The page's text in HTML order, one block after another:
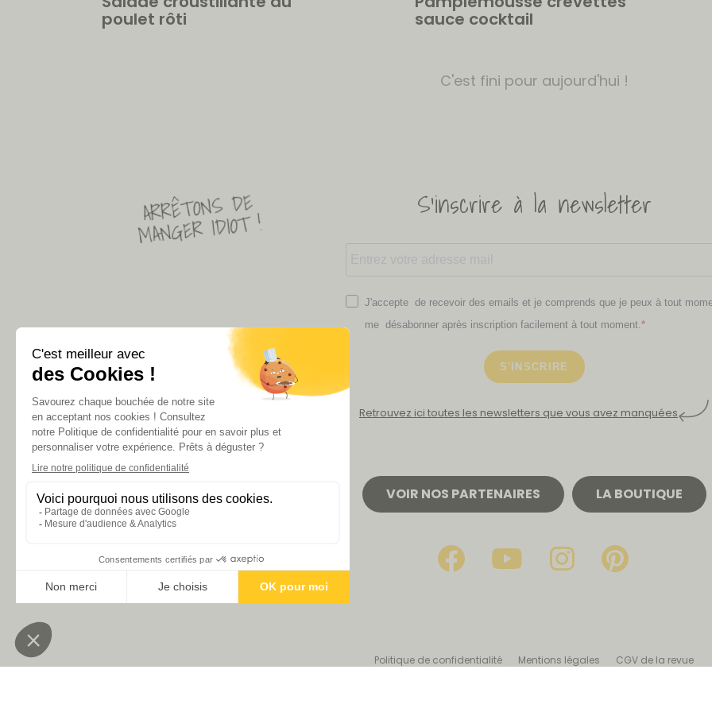
poulet rôti sauce cocktail
C'est fini pour aujourd'hui !
ARRÊTONS DE
MANGER IDIOT !
S'inscrire à la newsletter
J'accepte de recevoir des emails et je comprends que je peux à tout
me désabonner après inscription facilement à tout moment.
S'INSCRIRE
Retrouvez ici toutes les newsletters que vous avez manquées
VOIR NOS PARTENAIRES LA BOUTIQUE
Politique de confidentialité Mentions légales CGV de la revue